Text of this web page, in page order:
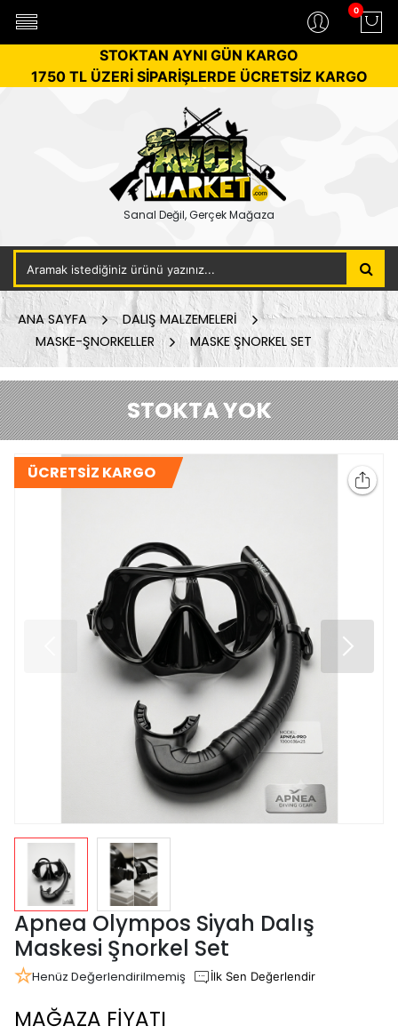
0
STOKTAN AYNI GÜN KARGO
1750 TL ÜZERİ SİPARİŞLERDE ÜCRETSİZ KARGO
Sanal Değil, Gerçek Mağaza
ANA SAYFA
DALIŞ MALZEMELERİ
MASKE-ŞNORKELLER
MASKE ŞNORKEL SET
STOKTA YOK
ÜCRETSİZ KARGO
Apnea Olympos Siyah Dalış
Maskesi Şnorkel Set
Henüz Değerlendirilmemiş İlk Sen Değerlendir
MAĞAZA FİYATI